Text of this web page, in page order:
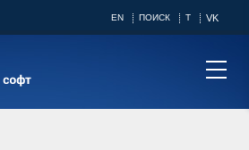
EN ПОИСК T VK